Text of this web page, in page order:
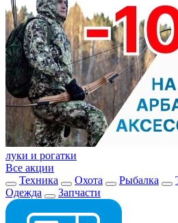
луки и рогатки
Все акции
Техника
Охота Рыбалка
Одежда
Запчасти